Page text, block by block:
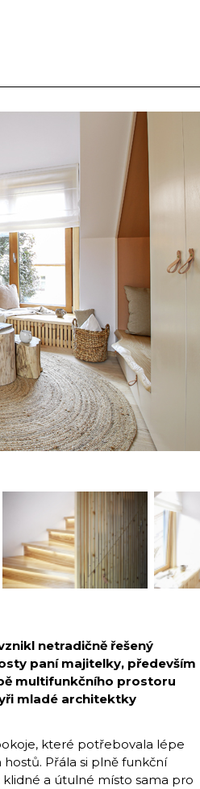
netradičně řešený
paní majitelky, především
multifunkčního prostoru
mladé architektky
které potřebovala lépe
Přála si plně funkční
klidné a útulné místo sama pro